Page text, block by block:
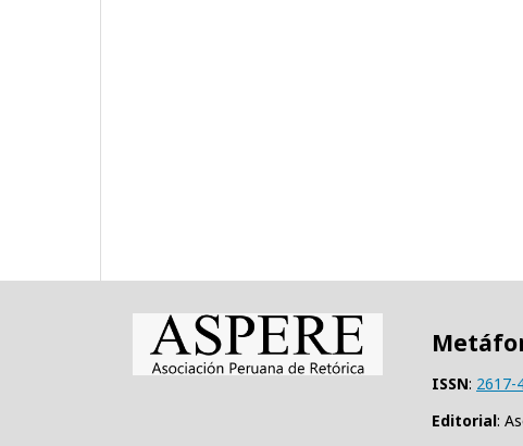
ISSN: 2617-
Editorial: